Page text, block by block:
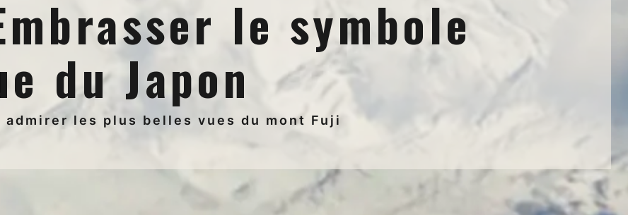
le symbole
du Japon
les plus belles vues du mont Fuji